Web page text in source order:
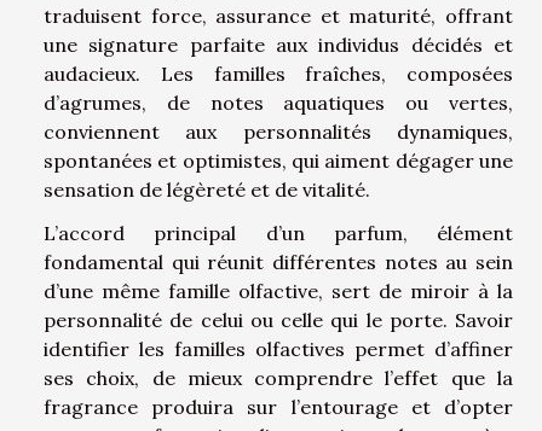
traduisent force, assurance et maturité, offrant
une signature parfaite aux individus décidés et
audacieux. Les familles fraîches, composées
d’agrumes, de notes aquatiques ou vertes,
conviennent aux personnalités dynamiques,
spontanées et optimistes, qui aiment dégager une
sensation de légèreté et de vitalité.
L’accord principal d’un parfum, élément
fondamental qui réunit différentes notes au sein
d’une même famille olfactive, sert de miroir à la
personnalité de celui ou celle qui le porte. Savoir
identifier les familles olfactives permet d’affiner
ses choix, de mieux comprendre l’effet que la
fragrance produira sur l’entourage et d’opter